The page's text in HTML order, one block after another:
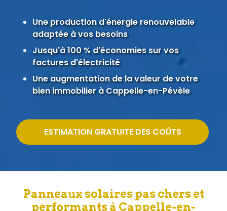
Une production d'énergie renouvelable
adaptée à vos besoins
Jusqu'à 100 % d'économies sur vos
factures d'électricité
Une augmentation de la valeur de votre
bien immobilier à Cappelle-en-Pévèle
ESTIMATION GRATUITE DES COÛTS
Panneaux solaires pas chers et
performants à Cappelle-en-